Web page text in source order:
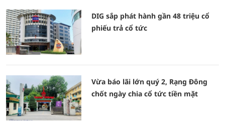
DIG sắp phát hành gần 48 triệu cổ
phiếu trả cổ tức
Vừa báo lãi lớn quý 2, Rạng Đông
chốt ngày chia cổ tức tiền mặt